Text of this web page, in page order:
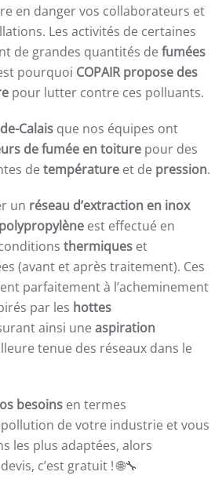
en danger vos collaborateurs et
Les activités de certaines
de grandes quantités de fumées
pourquoi COPAIR propose des
pour lutter contre ces polluants.
Calais que nos équipes ont
de fumée en toiture pour des
de température et de pression.
un réseau d’extraction en inox
est effectué en
thermiques et
(avant et après traitement). Ces
parfaitement à l’acheminement
par les hottes
ainsi une aspiration
tenue des réseaux dans le
besoins en termes
de votre industrie et vous
les plus adaptées, alors
c’est gratuit ! 🌐🔧